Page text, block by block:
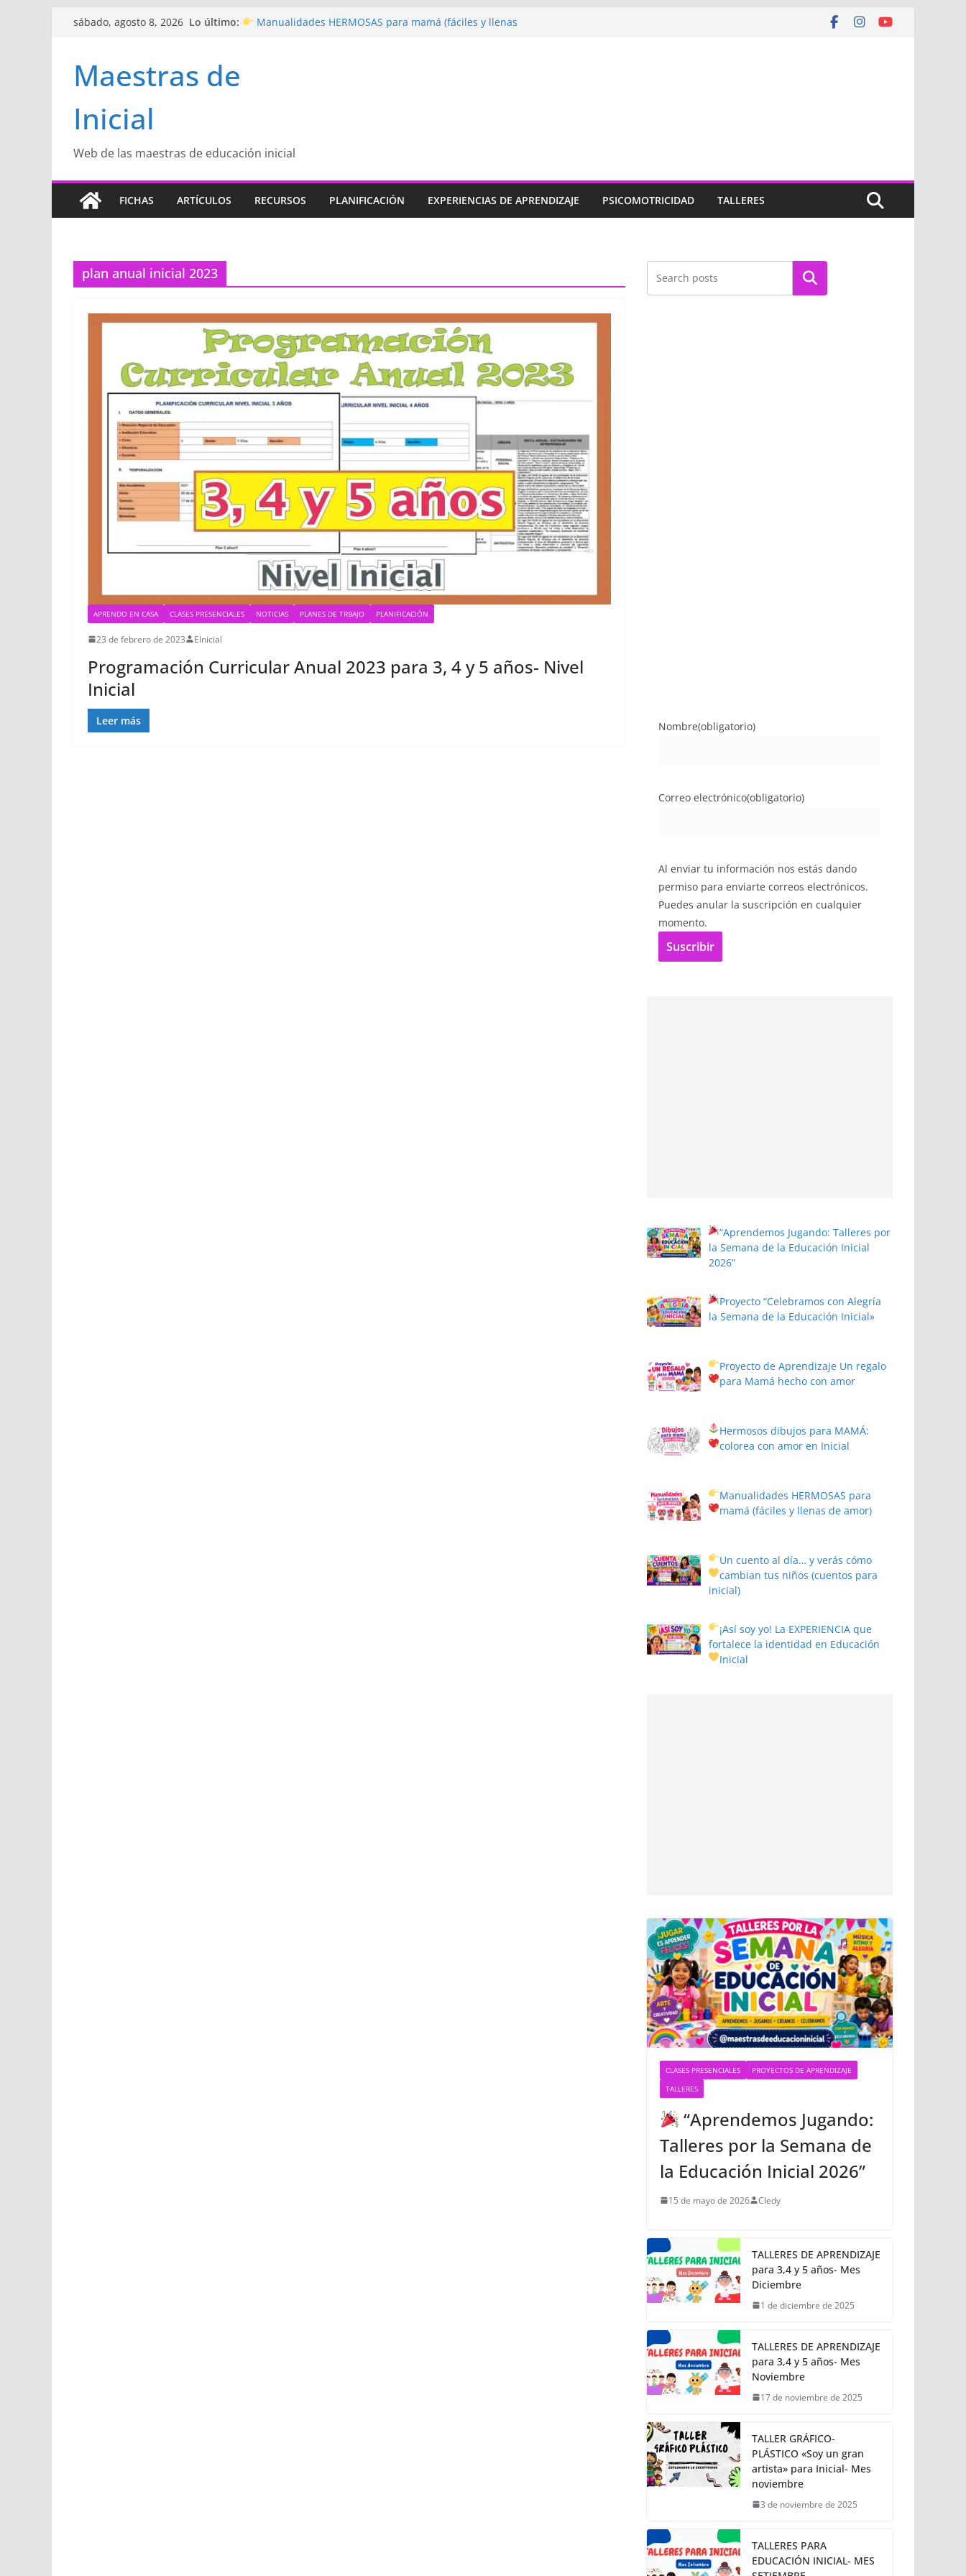
Saltarsábado, agosto 8, 2026 Lo último:
Manualidades HERMOSAS para mamá (fáciles y llenas
Inicial
Maestras de
Inicial
Web de las maestras de educación inicial
FICHAS ARTÍCULOS RECURSOS PLANIFICACIÓN EXPERIENCIAS DE APRENDIZAJE PSICOMOTRICIDAD TALLERES
plan anual inicial 2023
APRENDO EN CASA CLASES PRESENCIALES NOTICIAS PLANES DE TRBAJO PLANIFICACIÓN
23 de febrero de 2023 EInicial
Programación Curricular Anual 2023 para 3, 4 y 5 años- Nivel
Inicial
Leer más
Buscar
Nombre(obligatorio)
Correo electrónico(obligatorio)
Al enviar tu información nos estás dando
permiso para enviarte correos electrónicos.
Puedes anular la suscripción en cualquier
momento.
Suscribir
“Aprendemos Jugando: Talleres por
la Semana de la Educación Inicial
2026”
Proyecto“Celebramos con Alegría
la Semana de la Educación Inicial»
Proyecto de Aprendizaje Un regalo
para Mamá hecho con amor
Hermosos dibujos para MAMÁ:
colorea con amor en Inicial
Manualidades HERMOSAS para
mamá (fáciles y llenas de amor)
Un cuento al día… y verás cómo
cambian tus niños(cuentos para
inicial)
¡Así soy yo! La EXPERIENCIA que
fortalece la identidad en Educación
Inicial
CLASES PRESENCIALES
PROYECTOS DE APRENDIZAJE
TALLERES
“Aprendemos Jugando:
Talleres por la Semana de
la Educación Inicial 2026”
15 de mayo de 2026 Cledy
TALLERES DE APRENDIZAJE
para 3,4 y 5 años- Mes
Diciembre
1 de diciembre de 2025
TALLERES DE APRENDIZAJE
para 3,4 y 5 años- Mes
Noviembre
17 de noviembre de 2025
TALLER GRÁFICO-
PLÁSTICO «Soy un gran
artista» para Inicial- Mes
noviembre
3 de noviembre de 2025
TALLERES PARA
EDUCACIÓN INICIAL- MES